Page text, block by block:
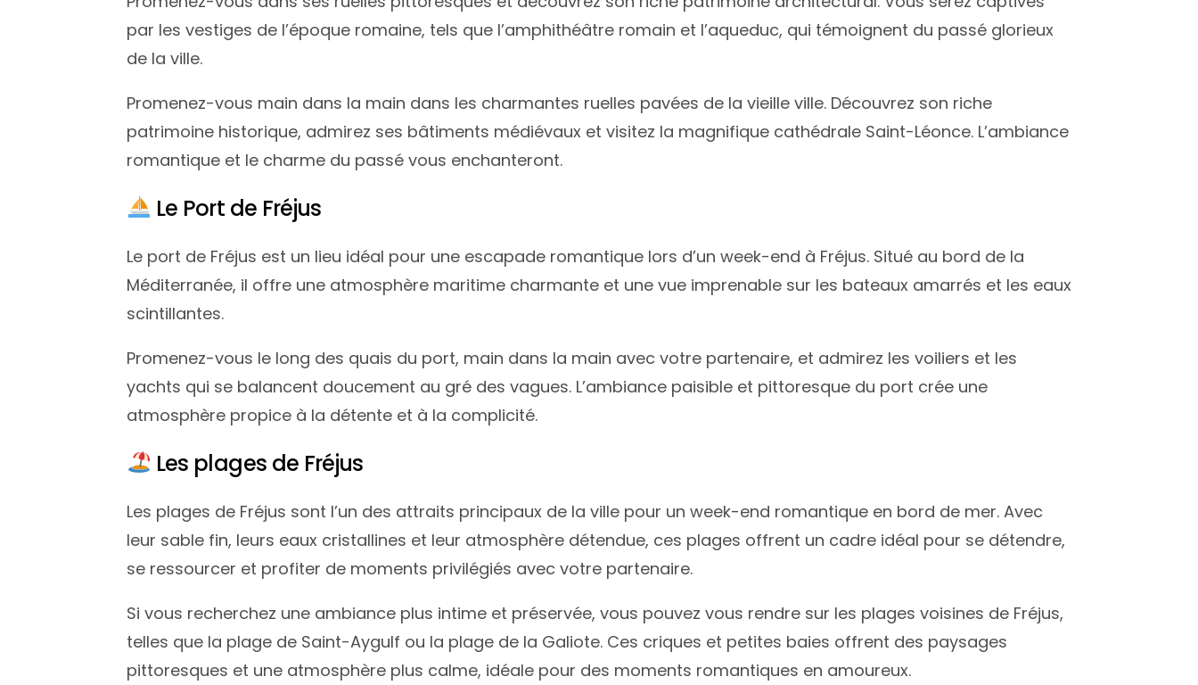
par les vestiges de l’époque romaine, tels que l’amphithéâtre romain et l’aqueduc, qui témoignent du passé glorieux
de la ville.
Promenez-vous main dans la main dans les charmantes ruelles pavées de la vieille ville. Découvrez son riche
patrimoine historique, admirez ses bâtiments médiévaux et visitez la magnifique cathédrale Saint-Léonce. L’ambiance
romantique et le charme du passé vous enchanteront.
Le Port de Fréjus
Le port de Fréjus est un lieu idéal pour une escapade romantique lors d’un week-end à Fréjus. Situé au bord de la
Méditerranée, il offre une atmosphère maritime charmante et une vue imprenable sur les bateaux amarrés et les eaux
scintillantes.
Promenez-vous le long des quais du port, main dans la main avec votre partenaire, et admirez les voiliers et les
yachts qui se balancent doucement au gré des vagues. L’ambiance paisible et pittoresque du port crée une
atmosphère propice à la détente et à la complicité.
Les plages de Fréjus
Les plages de Fréjus sont l’un des attraits principaux de la ville pour un week-end romantique en bord de mer. Avec
leur sable fin, leurs eaux cristallines et leur atmosphère détendue, ces plages offrent un cadre idéal pour se détendre,
se ressourcer et profiter de moments privilégiés avec votre partenaire.
Si vous recherchez une ambiance plus intime et préservée, vous pouvez vous rendre sur les plages voisines de Fréjus,
telles que la plage de Saint-Aygulf ou la plage de la Galiote. Ces criques et petites baies offrent des paysages
pittoresques et une atmosphère plus calme, idéale pour des moments romantiques en amoureux.